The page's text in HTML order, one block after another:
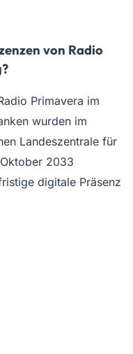
von Radio
Primavera im
wurden im
Landeszentrale für
2033
digitale Präsenz